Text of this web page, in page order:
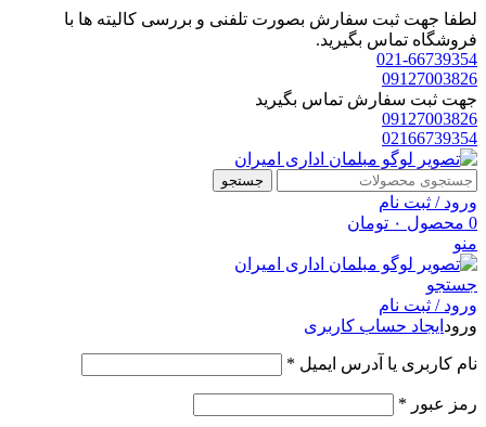
لطفا جهت ثبت سفارش بصورت تلفنی و بررسی کالیته ها با
فروشگاه تماس بگیرید.
021-66739354
09127003826
جهت ثبت سفارش تماس بگیرید
09127003826
02166739354
جستجو
ورود / ثبت نام
0 محصول ۰ تومان
منو
جستجو
ورود / ثبت نام
ورود ایجاد حساب کاربری
نام کاربری یا آدرس ایمیل *
رمز عبور *